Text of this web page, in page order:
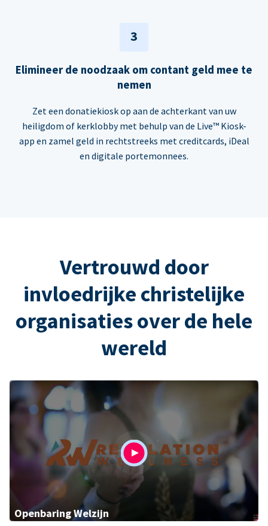
3
Elimineer de noodzaak om contant geld mee te
nemen
Zet een donatiekiosk op aan de achterkant van uw
heiligdom of kerklobby met behulp van de Live™ Kiosk-
app en zamel geld in rechtstreeks met creditcards, iDeal
en digitale portemonnees.
Vertrouwd door
invloedrijke christelijke
organisaties over de hele
wereld
Openbaring Welzijn